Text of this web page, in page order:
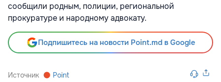
сообщили родным, полиции, региональной
прокуратуре и народному адвокату.
Подпишитесь на новости Point.md в Google
Источник Point